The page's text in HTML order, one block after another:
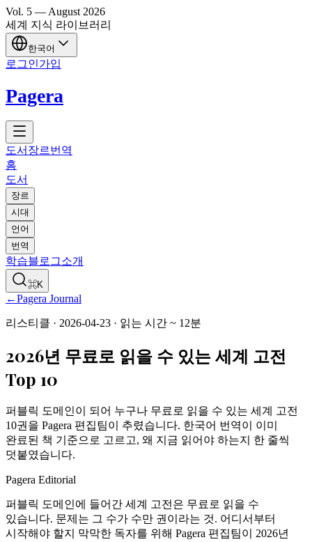
Vol. 5 — August 2026
세계 지식 라이브러리
한국어
로그인가입
Pagera
도서 장르번역
홈
도서
장르
시대
언어
번역
학습블로그소개
⌘K
←Pagera Journal
리스티클 · 2026-04-23 · 읽는 시간 ~ 12분
2026년 무료로 읽을 수 있는 세계 고전
Top 10
퍼블릭 도메인이 되어 누구나 무료로 읽을 수 있는 세계 고전
10권을 Pagera 편집팀이 추렸습니다. 한국어 번역이 이미
완료된 책 기준으로 고르고, 왜 지금 읽어야 하는지 한 줄씩
덧붙였습니다.
Pagera Editorial
퍼블릭 도메인에 들어간 세계 고전은 무료로 읽을 수
있습니다. 문제는 그 수가 수만 권이라는 것. 어디서부터
시작해야 할지 막막한 독자를 위해 Pagera 편집팀이 2026년